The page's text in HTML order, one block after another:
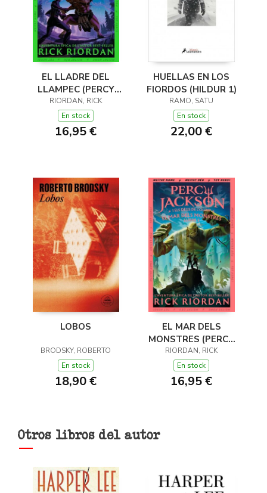
EL LLADRE DEL
LLAMPEC (PERCY
JACKSON I ELS DÉUS
DE L'OLIMP 1)
RIORDAN, RICK
En stock
16,95 €
HUELLAS EN LOS
FIORDOS (HILDUR 1)
RAMO, SATU
En stock
22,00 €
LOBOS
BRODSKY, ROBERTO
En stock
18,90 €
EL MAR DELS
MONSTRES (PERCY
JACKSON I ELS DÉUS
DE L'OLIMP 2)
RIORDAN, RICK
En stock
16,95 €
Otros libros del autor